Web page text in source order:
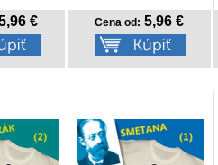
€ Cena od: 5,96 €